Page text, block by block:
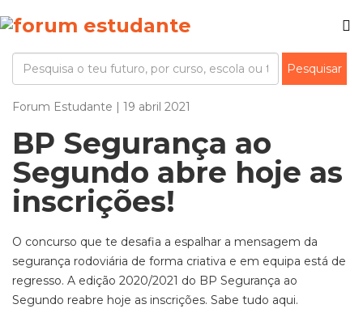
Forum Estudante | 19 abril 2021
BP Segurança ao
Segundo abre hoje as
inscrições!
O concurso que te desafia a espalhar a mensagem da
segurança rodoviária de forma criativa e em equipa está de
regresso. A edição 2020/2021 do BP Segurança ao
Segundo reabre hoje as inscrições. Sabe tudo aqui.